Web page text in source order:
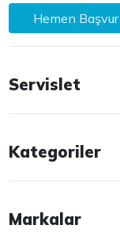
Hemen Başvur
Servislet
Kategoriler
Markalar